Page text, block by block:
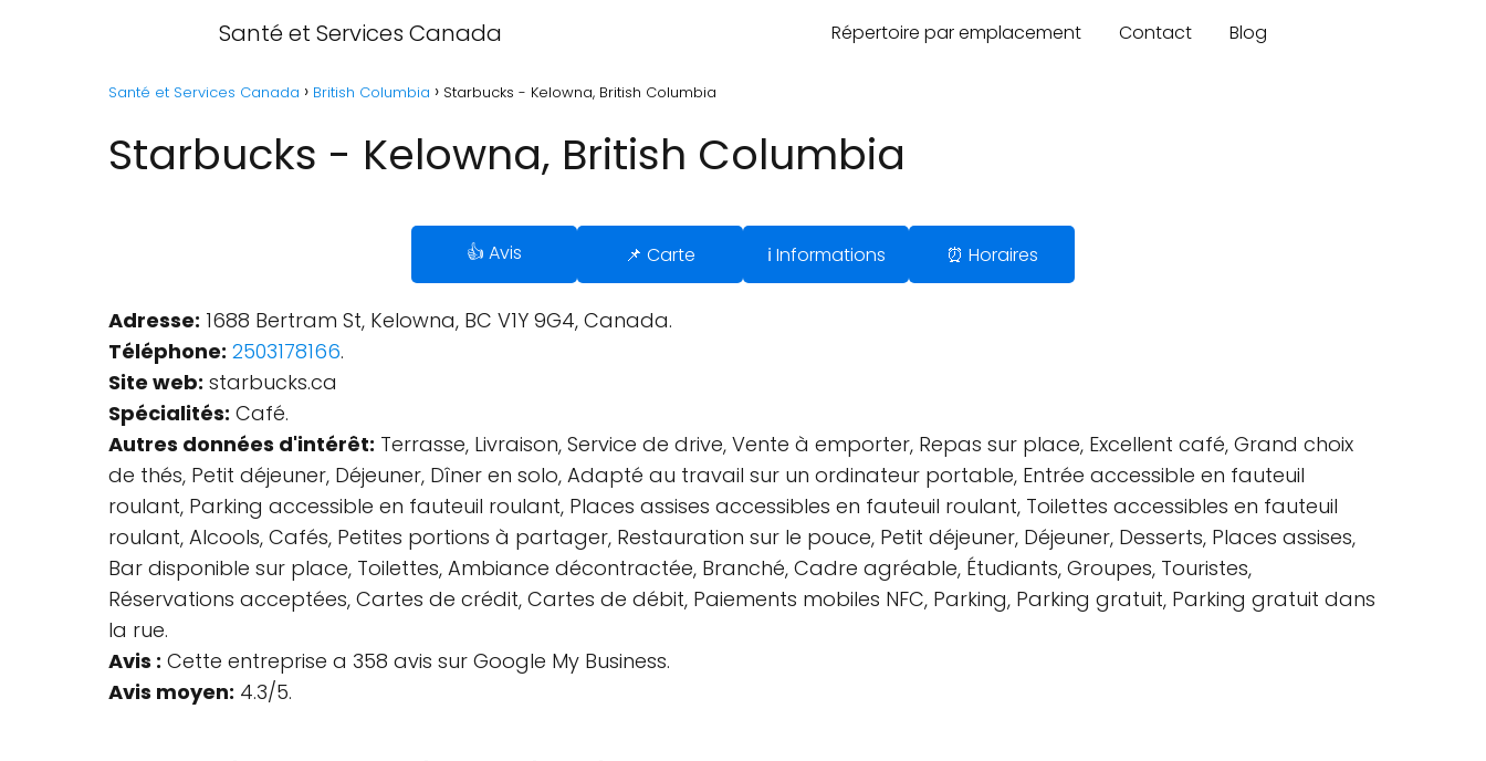
Santé et Services Canada Répertoire par emplacement Contact Blog
Santé et Services Canada British Columbia Starbucks - Kelowna, British Columbia
Starbucks - Kelowna, British Columbia
👍 Avis 📌 Carte ℹ️ Informations ⏰ Horaires
Adresse: 1688 Bertram St, Kelowna, BC V1Y 9G4, Canada.
Téléphone: 2503178166.
Site web: starbucks.ca
Spécialités: Café.
Autres données d'intérêt: Terrasse, Livraison, Service de drive, Vente à emporter, Repas sur place, Excellent café, Grand choix
de thés, Petit déjeuner, Déjeuner, Dîner en solo, Adapté au travail sur un ordinateur portable, Entrée accessible en fauteuil
roulant, Parking accessible en fauteuil roulant, Places assises accessibles en fauteuil roulant, Toilettes accessibles en fauteuil
roulant, Alcools, Cafés, Petites portions à partager, Restauration sur le pouce, Petit déjeuner, Déjeuner, Desserts, Places assises,
Bar disponible sur place, Toilettes, Ambiance décontractée, Branché, Cadre agréable, Étudiants, Groupes, Touristes,
Réservations acceptées, Cartes de crédit, Cartes de débit, Paiements mobiles NFC, Parking, Parking gratuit, Parking gratuit dans
la rue.
Avis : Cette entreprise a 358 avis sur Google My Business.
Avis moyen: 4.3/5.